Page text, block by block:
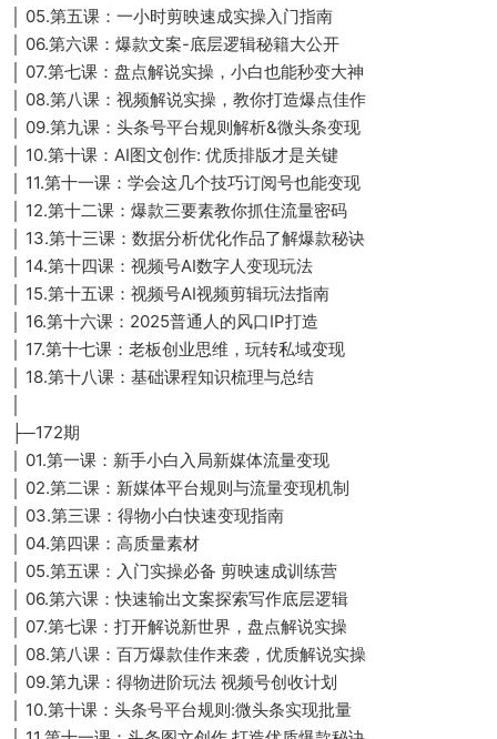
│ 05.第五课：一小时剪映速成实操入门指南
│ 06.第六课：爆款文案-底层逻辑秘籍大公开
│ 07.第七课：盘点解说实操，小白也能秒变大神
│ 08.第八课：视频解说实操，教你打造爆点佳作
│ 09.第九课：头条号平台规则解析&微头条变现
│ 10.第十课：AI图文创作: 优质排版才是关键
│ 11.第十一课：学会这几个技巧订阅号也能变现
│ 12.第十二课：爆款三要素教你抓住流量密码
│ 13.第十三课：数据分析优化作品了解爆款秘诀
│ 14.第十四课：视频号AI数字人变现玩法
│ 15.第十五课：视频号AI视频剪辑玩法指南
│ 16.第十六课：2025普通人的风口IP打造
│ 17.第十七课：老板创业思维，玩转私域变现
│ 18.第十八课：基础课程知识梳理与总结
├─172期
│ 01.第一课：新手小白入局新媒体流量变现
│ 02.第二课：新媒体平台规则与流量变现机制
│ 03.第三课：得物小白快速变现指南
│ 04.第四课：高质量素材
│ 05.第五课：入门实操必备 剪映速成训练营
│ 06.第六课：快速输出文案探索写作底层逻辑
│ 07.第七课：打开解说新世界，盘点解说实操
│ 08.第八课：百万爆款佳作来袭，优质解说实操
│ 09.第九课：得物进阶玩法 视频号创收计划
│ 10.第十课：头条号平台规则:微头条实现批量